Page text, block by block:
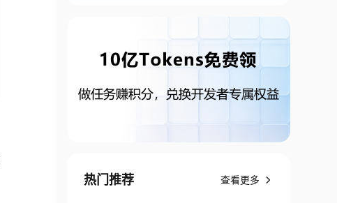
热门推荐 查看更多